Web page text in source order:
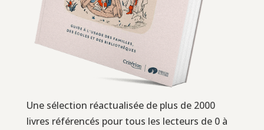
Une sélection réactualisée de plus de 2000
livres référencés pour tous les lecteurs de 0 à